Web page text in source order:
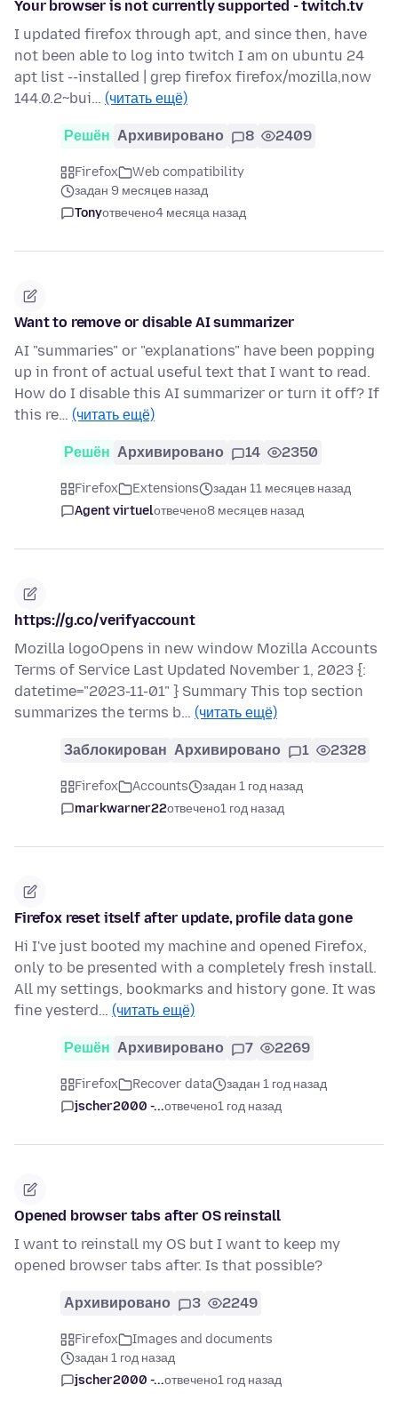
Your browser is not currently supported - twitch.tv
I updated firefox through apt, and since then, have
not been able to log into twitch I am on ubuntu 24
apt list --installed | grep firefox firefox/mozilla,now
144.0.2~bui… (читать ещё)
Решён Архивировано 8 2409
Firefox
Web compatibility
задан 9 месяцев назад
Tonyотвечено4 месяца назад
Want to remove or disable AI summarizer
AI "summaries" or "explanations" have been popping
up in front of actual useful text that I want to read.
How do I disable this AI summarizer or turn it off? If
this re… (читать ещё)
Решён Архивировано 14 2350
Firefox Extensions
задан 11 месяцев назад
Agent virtuelотвечено8 месяцев назад
https://g.co/verifyaccount
Mozilla logoOpens in new window Mozilla Accounts
Terms of Service Last Updated November 1, 2023 {:
datetime="2023-11-01" } Summary This top section
summarizes the terms b… (читать ещё)
Заблокирован Архивировано 1 2328
Firefox Accounts
задан 1 год назад
markwarner22отвечено1 год назад
Firefox reset itself after update, profile data gone
Hi I've just booted my machine and opened Firefox,
only to be presented with a completely fresh install.
All my settings, bookmarks and history gone. It was
fine yesterd… (читать ещё)
Решён Архивировано 7 2269
Firefox Recover data
задан 1 год назад
jscher2000 -...отвечено1 год назад
Opened browser tabs after OS reinstall
I want to reinstall my OS but I want to keep my
opened browser tabs after. Is that possible?
Архивировано 3 2249
Firefox
Images and documents
задан 1 год назад
jscher2000 -...отвечено1 год назад